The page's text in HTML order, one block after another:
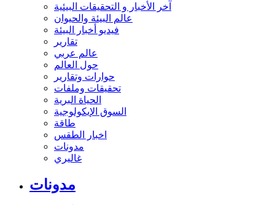
آخر الأخبار و التحقيقات البيئية
عالم البيئة والحيوان
فيديو أخبار البيئة
تقارير
عالم عربي
حول العالم
حوارات وتقارير
تحقيقات وملفات
الحياة البرية
السوق الإيكولوجية
طاقة
اخبار الطقس
مدونات
غاليري
مدونات